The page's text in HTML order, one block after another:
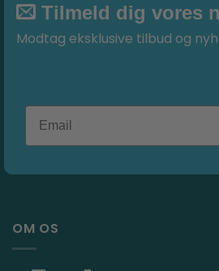
Tilmeld dig vores
Modtag eksklusive tilbud og
OM OS